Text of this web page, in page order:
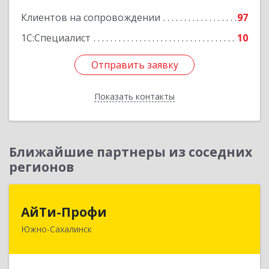
Клиентов на сопровождении
97
1С:Специалист
10
Отправить заявку
Показать контакты
Отправить заявку
Назад
Ближайшие партнеры из соседних
регионов
АйТи-Профи
Южно-Сахалинск693023, Сахалинская обл, город Южно-